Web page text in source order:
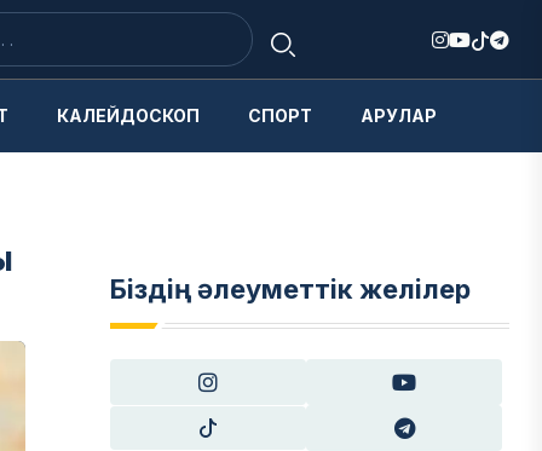
КАЛЕЙДОСКОП СПОРТ АРУЛАР
Біздің әлеуметтік желілер